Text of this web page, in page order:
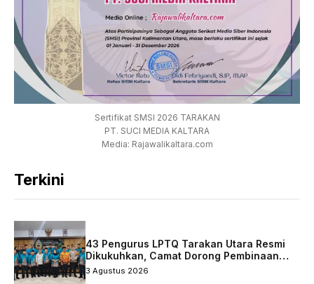
Sertifikat SMSI 2026 TARAKAN
PT. SUCI MEDIA KALTARA
Media: Rajawalikaltara.com
Terkini
43 Pengurus LPTQ Tarakan Utara Resmi
Dikukuhkan, Camat Dorong Pembinaan
Qurani Berkelanjutan
3 Agustus 2026